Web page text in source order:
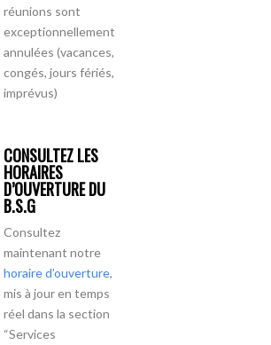
réunions sont
exceptionnellement
annulées (vacances,
congés, jours fériés,
imprévus)
CONSULTEZ LES
HORAIRES
D’OUVERTURE DU
B.S.G
Consultez
maintenant notre
horaire d’ouverture,
mis à jour en temps
réel dans la section
“Services